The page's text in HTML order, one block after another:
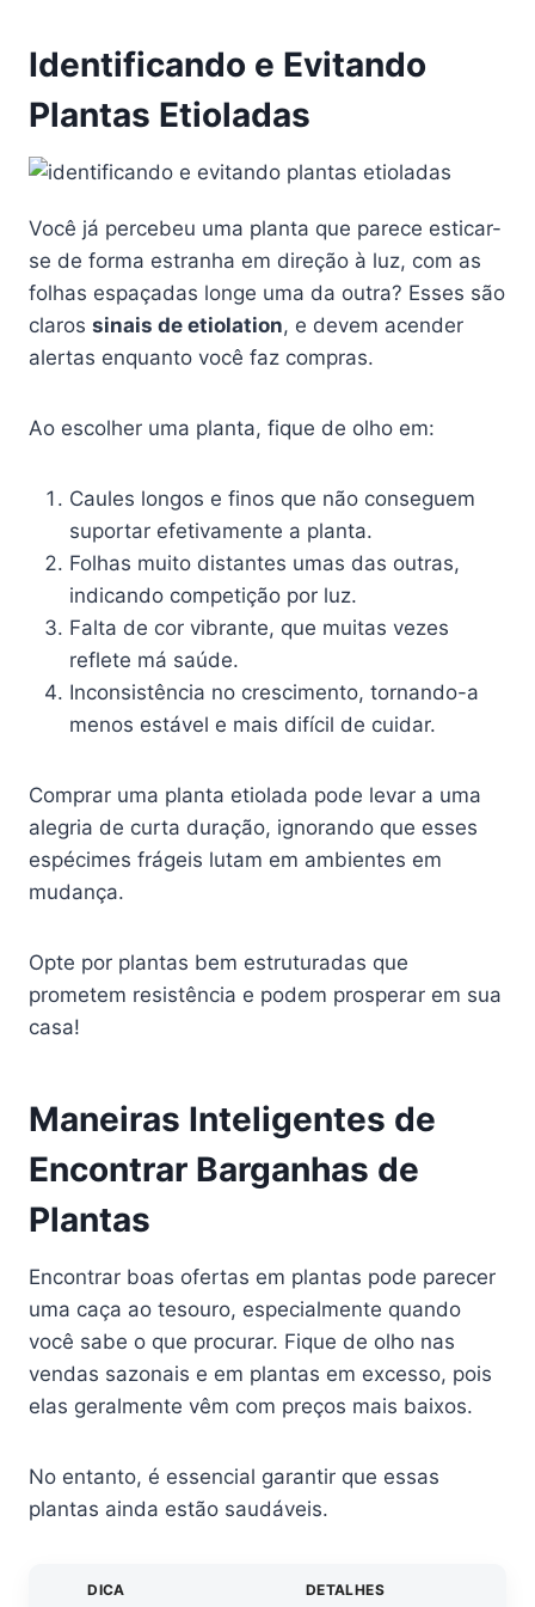
Identificando e Evitando
Plantas Etioladas
Você já percebeu uma planta que parece esticar-
se de forma estranha em direção à luz, com as
folhas espaçadas longe uma da outra? Esses são
claros sinais de etiolation, e devem acender
alertas enquanto você faz compras.
Ao escolher uma planta, fique de olho em:
Caules longos e finos que não conseguem
suportar efetivamente a planta.
Folhas muito distantes umas das outras,
indicando competição por luz.
Falta de cor vibrante, que muitas vezes
reflete má saúde.
Inconsistência no crescimento, tornando-a
menos estável e mais difícil de cuidar.
Comprar uma planta etiolada pode levar a uma
alegria de curta duração, ignorando que esses
espécimes frágeis lutam em ambientes em
mudança.
Opte por plantas bem estruturadas que
prometem resistência e podem prosperar em sua
casa!
Maneiras Inteligentes de
Encontrar Barganhas de
Plantas
Encontrar boas ofertas em plantas pode parecer
uma caça ao tesouro, especialmente quando
você sabe o que procurar. Fique de olho nas
vendas sazonais e em plantas em excesso, pois
elas geralmente vêm com preços mais baixos.
No entanto, é essencial garantir que essas
plantas ainda estão saudáveis.
DICA DETALHES